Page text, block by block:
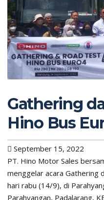
Gathering
Hino Bus
September 15, 2022
PT. Hino Motor Sales
menggelar acara Gathering
hari rabu (14/9), di
Parahyangan, Padalarang,